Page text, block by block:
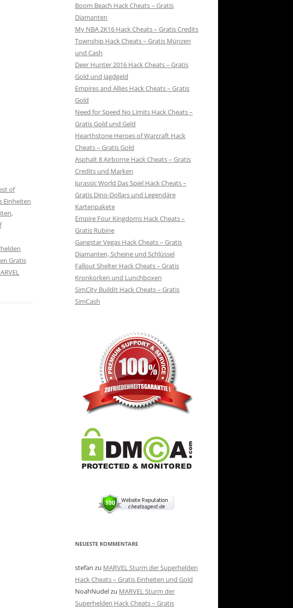
of
Einheiten
,
Gratis
Boom Beach Hack Cheats – Gratis
Diamanten
My NBA 2K16 Hack Cheats – Gratis Credits
Township Hack Cheats – Gratis Münzen
und Cash
Deer Hunter 2016 Hack Cheats – Gratis
Gold und Jagdgeld
Empires and Allies Hack Cheats – Gratis
Gold
Need for Speed No Limits Hack Cheats –
Gratis Gold und Geld
Hearthstone Heroes of Warcraft Hack
Cheats – Gratis Gold
Asphalt 8 Airborne Hack Cheats – Gratis
Credits und Marken
Jurassic World Das Spiel Hack Cheats –
Gratis Dino-Dollars und Legendäre
Kartenpakete
Empire Four Kingdoms Hack Cheats –
Gratis Rubine
Gangstar Vegas Hack Cheats – Gratis
Diamanten, Scheine und Schlüssel
Fallout Shelter Hack Cheats – Gratis
Kronkorken und Lunchboxen
SimCity BuildIt Hack Cheats – Gratis
SimCash
NEUESTE KOMMENTARE
stefan zu MARVEL Sturm der Superhelden
Hack Cheats – Gratis Einheiten und Gold
NoahNudelzu MARVEL Sturm der
Superhelden Hack Cheats – Gratis